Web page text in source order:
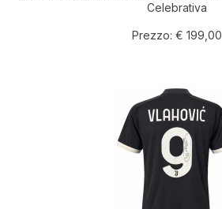
Celebrativa
Prezzo: € 199,00